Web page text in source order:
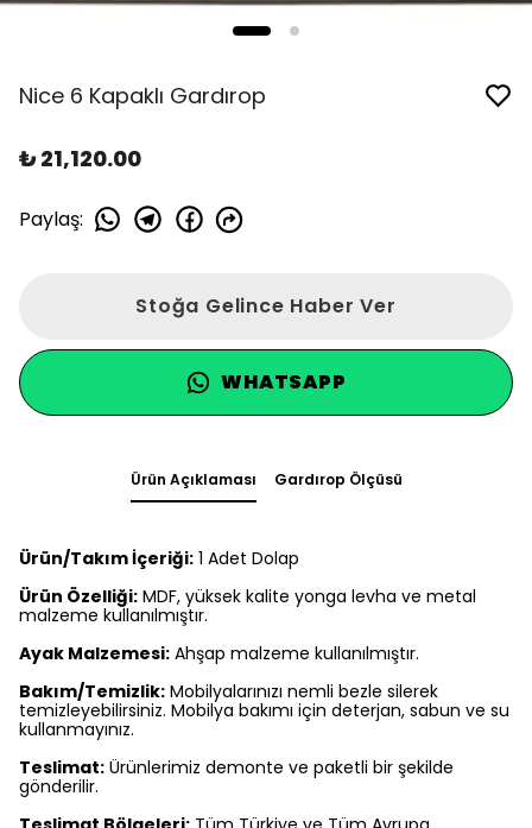
Nice 6 Kapaklı Gardırop
₺ 21,120.00
Paylaş:
Stoğa Gelince Haber Ver
WHATSAPP
Ürün Açıklaması Gardırop Ölçüsü
Ürün/Takım İçeriği: 1 Adet Dolap
Ürün Özelliği: MDF, yüksek kalite yonga levha ve metal
malzeme kullanılmıştır.
Ayak Malzemesi: Ahşap malzeme kullanılmıştır.
Bakım/Temizlik: Mobilyalarınızı nemli bezle silerek
temizleyebilirsiniz. Mobilya bakımı için deterjan, sabun ve su
kullanmayınız.
Teslimat: Ürünlerimiz demonte ve paketli bir şekilde
gönderilir.